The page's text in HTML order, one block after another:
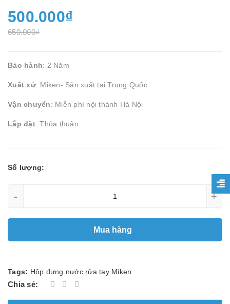
500.000₫
650.000₫
Bảo hành: 2 Năm
Xuất xứ: Miken- Sản xuất tại Trung Quốc
Vận chuyển: Miễn phí nội thành Hà Nội
Lắp đặt: Thỏa thuận
Số lượng:
- +
Mua hàng
Tags: Hộp đựng nước rửa tay Miken
Chia sẻ: